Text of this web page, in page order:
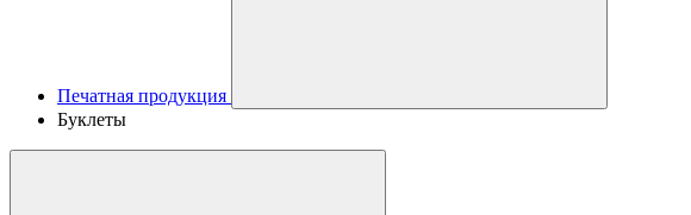
Печатная продукция
Буклеты